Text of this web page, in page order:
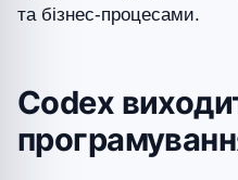
та бізнес-процесами.
Codex